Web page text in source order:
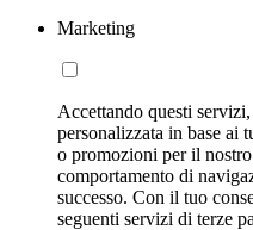
Marketing
Accettando questi
personalizzata in base ai
o promozioni per il
comportamento di
successo. Con il tuo
seguenti servizi di terze